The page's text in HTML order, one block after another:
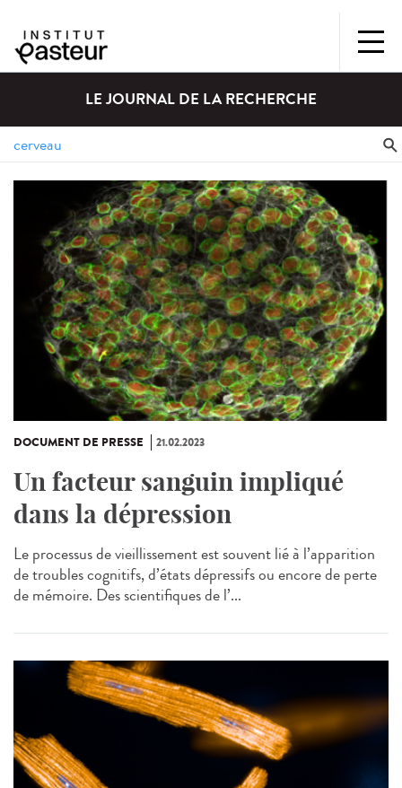
LE JOURNAL DE LA RECHERCHE
DOCUMENT DE PRESSE 21.02.2023
Un facteur sanguin impliqué
dans la dépression
Le processus de vieillissement est souvent lié à l’apparition
de troubles cognitifs, d’états dépressifs ou encore de perte
de mémoire. Des scientifiques de l’...